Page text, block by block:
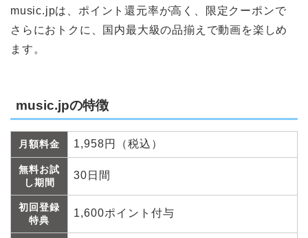
music.jpは、ポイント還元率が高く、限定クーポンで
さらにおトクに、国内最大級の品揃えで動画を楽しめ
ます。
music.jpの特徴
月額料金 1,958円（税込）
無料お試
し期間
30日間
初回登録
特典
1,600ポイント付与